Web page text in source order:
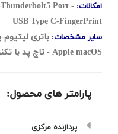
امکانات: Port -
USB Type C-FingerPrint
سایر مشخصات:
Apple macOS - تاچ پد با تکنولوژی Force Touch
پارامتر های محصول:
پردازنده مرکزی